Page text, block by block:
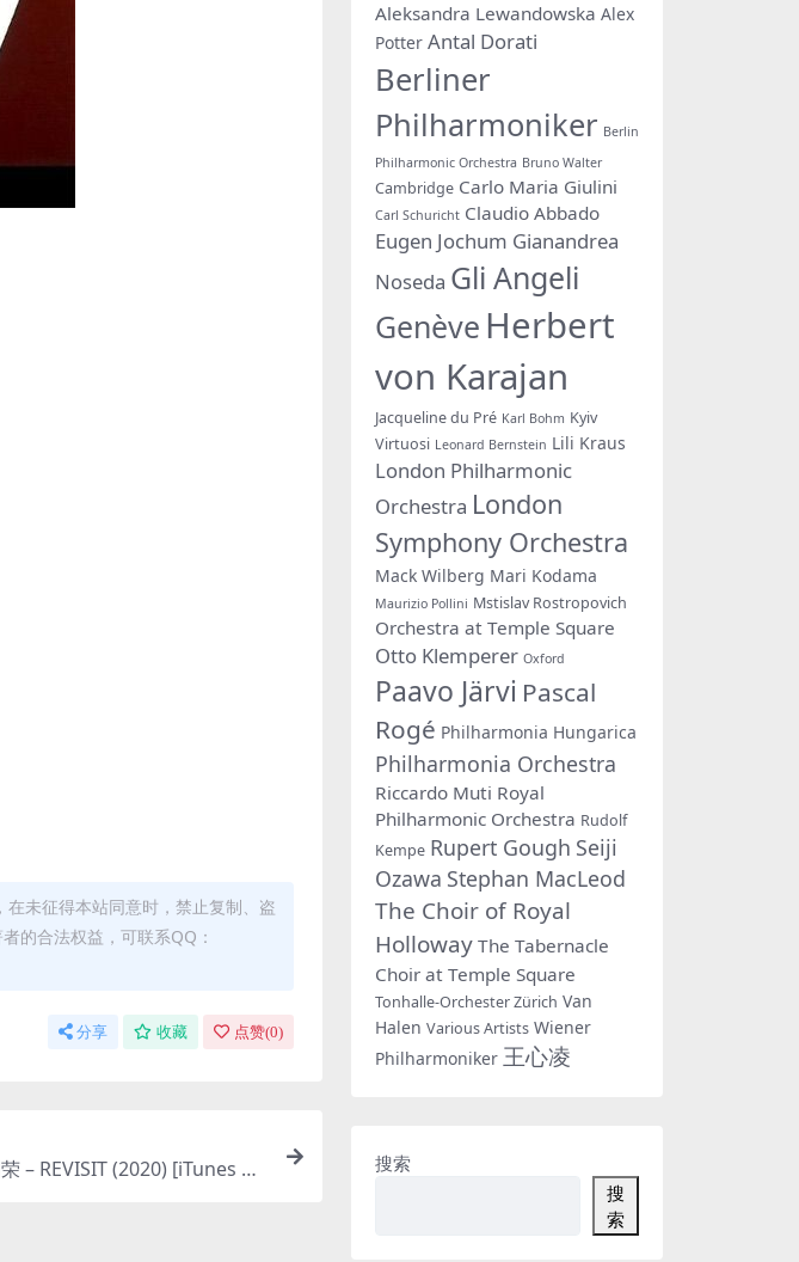
未征得本站同意时，禁止复制、盗
的合法权益，可联系QQ：
分享 收藏 点赞(0)
– REVISIT (2020) [iTunes Pl
Aleksandra Lewandowska Alex
Potter Antal Dorati
Berliner
Philharmoniker Berlin
Philharmonic Orchestra Bruno Walter
Cambridge Carlo Maria Giulini
Carl Schuricht Claudio Abbado
Eugen Jochum Gianandrea
Noseda Gli Angeli
Genève Herbert
von Karajan
Jacqueline du Pré Karl Bohm Kyiv
Virtuosi Leonard Bernstein Lili Kraus
London Philharmonic
Orchestra London
Symphony Orchestra
Mack Wilberg Mari Kodama
Maurizio Pollini Mstislav Rostropovich
Orchestra at Temple Square
Otto Klemperer Oxford
Paavo Järvi Pascal
Rogé Philharmonia Hungarica
Philharmonia Orchestra
Riccardo Muti Royal
Philharmonic Orchestra Rudolf
Kempe Rupert Gough Seiji
Ozawa Stephan MacLeod
The Choir of Royal
Holloway The Tabernacle
Choir at Temple Square
Tonhalle-Orchester Zürich Van
Halen Various Artists Wiener
Philharmoniker 王心凌
搜索
搜
索